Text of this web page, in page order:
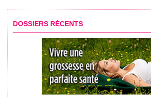
DOSSIERS RÉCENTS